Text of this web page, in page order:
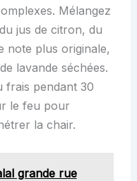
Mélangez
jus de citron, du
note plus originale,
lavande séchées.
frais pendant 30
le feu pour
la chair.
grande rue